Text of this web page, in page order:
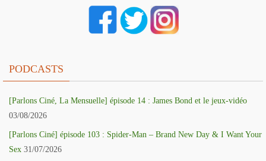
PODCASTS
[Parlons Ciné, La Mensuelle] épisode 14 : James Bond et le jeux-vidéo
03/08/2026
[Parlons Ciné] épisode 103 : Spider-Man – Brand New Day & I Want Your
Sex 31/07/2026